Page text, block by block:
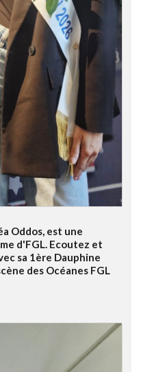
Oddos, est une
d'FGL. Ecoutez et
sa 1ère Dauphine
des Océanes FGL